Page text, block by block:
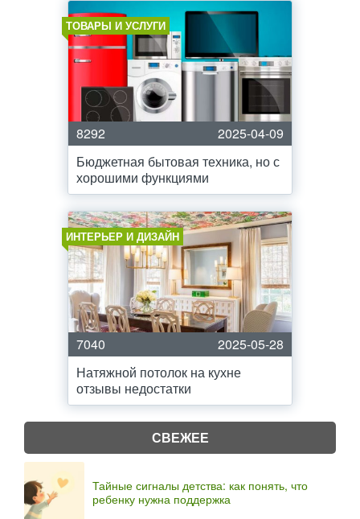
ТОВАРЫ И УСЛУГИ
8292
2025-04-09
Бюджетная бытовая техника, но с
хорошими функциями
ИНТЕРЬЕР И ДИЗАЙН
7040
2025-05-28
Натяжной потолок на кухне
отзывы недостатки
СВЕЖЕЕ
Тайные сигналы детства: как понять, что
ребенку нужна поддержка